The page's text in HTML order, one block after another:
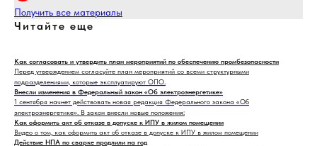
Получить все материалы
Читайте еще
Как согласовать и утвердить план мероприятий по обеспечению промбезопасности
Перед утверждением согласуйте план мероприятий со всеми структурными
подразделениями, которые эксплуатируют ОПО.
Внесли изменения в Федеральный закон «Об электроэнергетике»
1 сентября начнет действовать новая редакция Федерального закона «Об
электроэнергетике». В закон внесли новые положения:
Как оформить акт об отказе в допуске к ИПУ в жилом помещении
Видео о том, как оформить акт об отказе в допуске к ИПУ в жилом помещении
Действие НПА по сварке продлили на год